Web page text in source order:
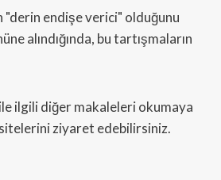
"derin endişe verici" olduğunu
alındığında, bu tartışmaların
ilgili diğer makaleleri okumaya
sitelerini ziyaret edebilirsiniz.